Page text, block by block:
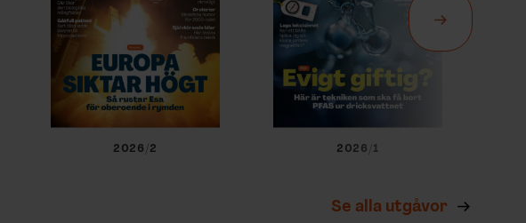
2026/2 2026/1
Se alla utgåvor